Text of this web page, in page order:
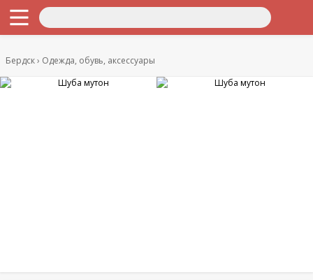
Бердск Одежда, обувь, аксессуары